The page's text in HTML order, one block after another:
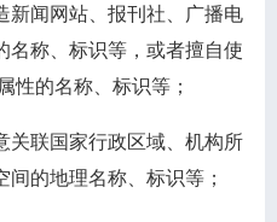
新闻网站、报刊社、广播电
名称、标识等，或者擅自使
性的名称、标识等；
关联国家行政区域、机构所
的地理名称、标识等；